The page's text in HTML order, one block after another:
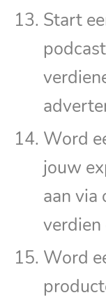
Start
Word
jouw
aan via
verdien
Word